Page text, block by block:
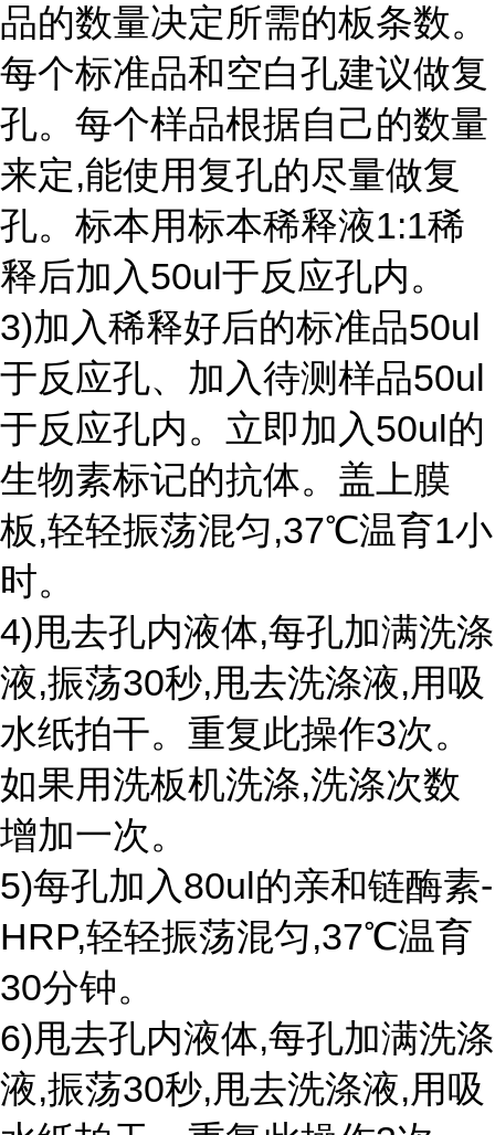
品的数量决定所需的板条数。
每个标准品和空白孔建议做复
孔。每个样品根据自己的数量
来定,能使用复孔的尽量做复
孔。标本用标本稀释液1:1稀
释后加入50ul于反应孔内。
3)加入稀释好后的标准品50ul
于反应孔、加入待测样品50ul
于反应孔内。立即加入50ul的
生物素标记的抗体。盖上膜
板,轻轻振荡混匀,37℃温育1小
时。
4)甩去孔内液体,每孔加满洗涤
液,振荡30秒,甩去洗涤液,用吸
水纸拍干。重复此操作3次。
如果用洗板机洗涤,洗涤次数
增加一次。
5)每孔加入80ul的亲和链酶素-
HRP,轻轻振荡混匀,37℃温育
30分钟。
6)甩去孔内液体,每孔加满洗涤
液,振荡30秒,甩去洗涤液,用吸